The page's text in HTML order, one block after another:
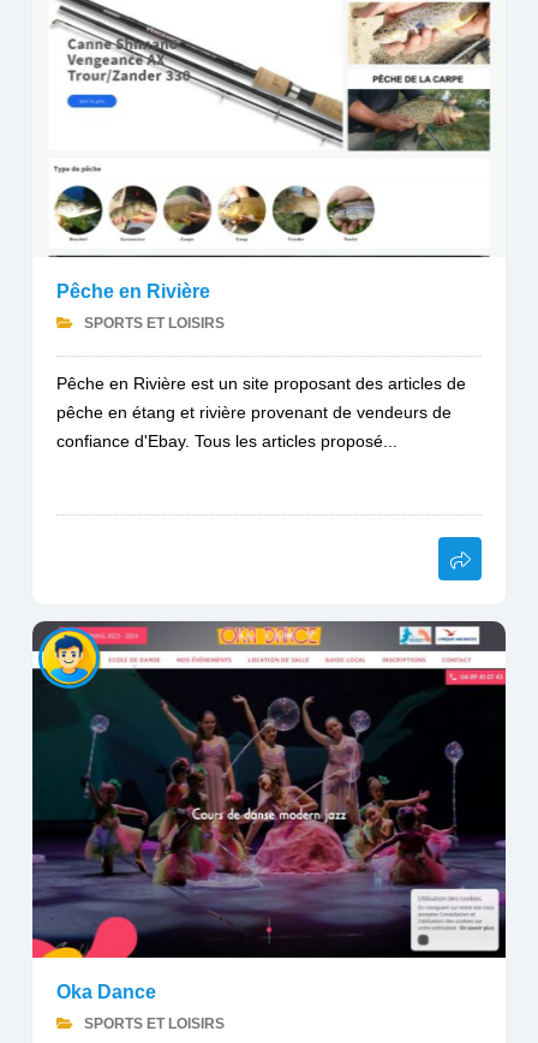
Pêche en Rivière
SPORTS ET LOISIRS
Pêche en Rivière est un site proposant des articles de
pêche en étang et rivière provenant de vendeurs de
confiance d'Ebay. Tous les articles proposé...
Oka Dance
SPORTS ET LOISIRS